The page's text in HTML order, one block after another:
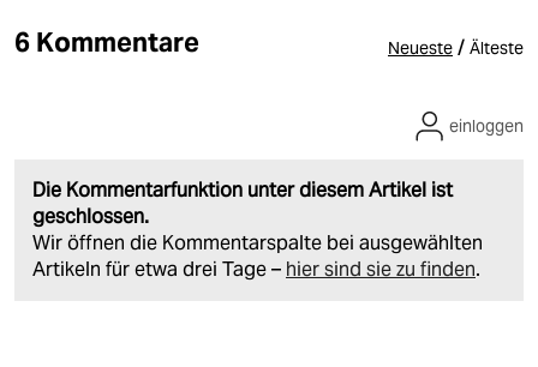
6 Kommentare Neueste / Älteste
Die Kommentarfunktion unter diesem Artikel ist
geschlossen.
Wir öffnen die Kommentarspalte bei ausgewählten
Artikeln für etwa drei Tage – hier sind sie zu finden.
einloggen